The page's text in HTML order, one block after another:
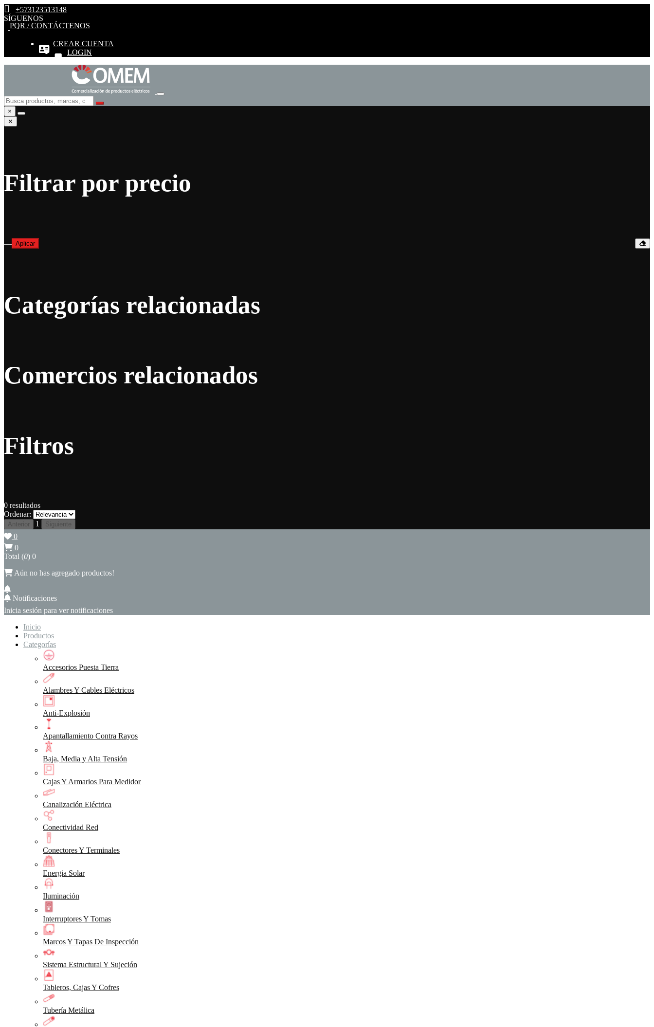
+573123513148
SÍGUENOS
PQR / CONTÁCTENOS
CREAR CUENTA
LOGIN
×
✕
Filtrar por precio
— Aplicar
Categorías relacionadas
Comercios relacionados
Filtros
0 resultados
Ordenar:
Anterior 1 Siguiente
0
0
Total (0) 0
Aún no has agregado productos!
Notificaciones
Inicia sesión para ver notificaciones
Inicio
Productos
Categorías
Accesorios Puesta Tierra
Alambres Y Cables Eléctricos
Anti-Explosión
Apantallamiento Contra Rayos
Baja, Media y Alta Tensión
Cajas Y Armarios Para Medidor
Canalización Eléctrica
Conectividad Red
Conectores Y Terminales
Energia Solar
Iluminación
Interruptores Y Tomas
Marcos Y Tapas De Inspección
Sistema Estructural Y Sujeción
Tableros, Cajas Y Cofres
Tubería Metálica